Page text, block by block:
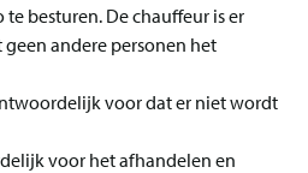
besturen. De chauffeur is er
andere personen het
voor dat er niet wordt
voor het afhandelen en